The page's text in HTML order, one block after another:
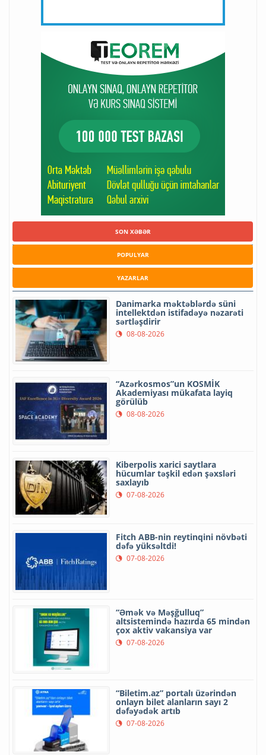
SON XƏBƏR
POPULYAR
YAZARLAR
Danimarka məktəblərdə süni
intellektdən istifadəyə nəzarəti
sərtləşdirir
08-08-2026
“Azərkosmos”un KOSMİK
Akademiyası mükafata layiq
görülüb
08-08-2026
Kiberpolis xarici saytlara
hücumlar təşkil edən şəxsləri
saxlayıb
07-08-2026
Fitch ABB-nin reytinqini növbəti
dəfə yüksəltdi!
07-08-2026
“Əmək və Məşğulluq”
altsistemində hazırda 65 mindən
çox aktiv vakansiya var
07-08-2026
“Biletim.az” portalı üzərindən
onlayn bilet alanların sayı 2
dəfəyədək artıb
07-08-2026